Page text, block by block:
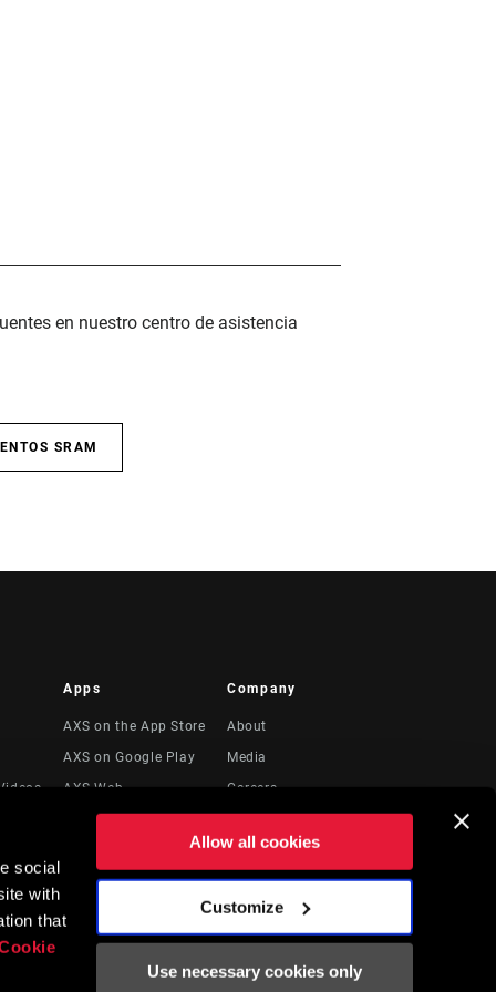
social
with
that
Allow all cookies
Customize
Use necessary cookies only
en nuestro centro de asistencia
SRAM
Apps
AXS on the App Store
AXS on Google Play
AXS Web
Company
About
Media
Careers
Locations
Recursos Legales